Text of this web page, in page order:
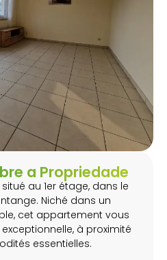
a Propriedade
au 1er étage, dans le
Niché dans un
cet appartement vous
à proximité
essentielles.